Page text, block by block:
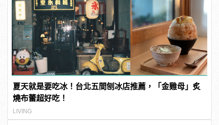
夏天就是要吃冰！台北五間刨冰店推薦，「金雞母」炙
燒布蕾超好吃！
LIVING